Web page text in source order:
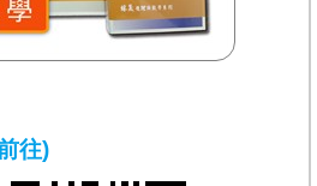
往)